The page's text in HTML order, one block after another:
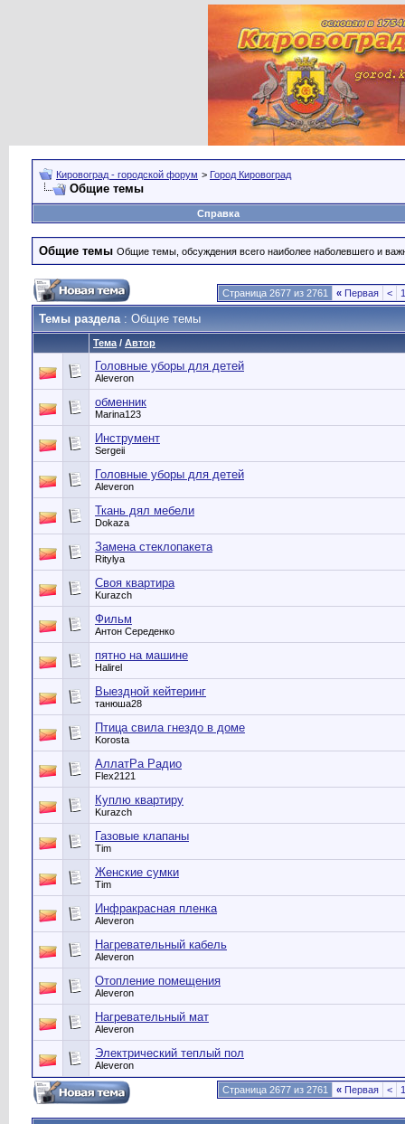
Кировоград - городской форум > Город Кировоград
Общие темы
Справка
Общие темы Общие темы, обсуждения всего наиболее наболевшего и
Страница 2677 из 2761 « Первая <
Темы раздела: Общие темы
Тема / Автор
Головные уборы для детей
Aleveron
обменник
Marina123
Инструмент
Sergeii
Головные уборы для детей
Aleveron
Ткань дял мебели
Dokaza
Замена стеклопакета
Ritylya
Своя квартира
Kurazch
Фильм
Антон Середенко
пятно на машине
Halirel
Выездной кейтеринг
танюша28
Птица свила гнездо в доме
Korosta
АллатРа Радио
Flex2121
Куплю квартиру
Kurazch
Газовые клапаны
Tim
Женские сумки
Tim
Инфракрасная пленка
Aleveron
Нагревательный кабель
Aleveron
Отопление помещения
Aleveron
Нагревательный мат
Aleveron
Электрический теплый пол
Aleveron
Страница 2677 из 2761 « Первая <